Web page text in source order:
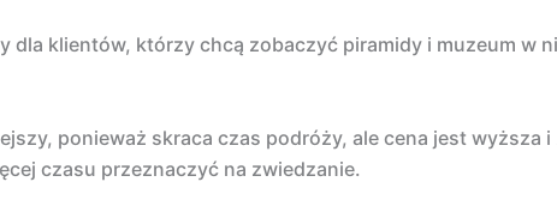
dla klientów, którzy chcą zobaczyć piramidy i muzeum w
ponieważ skraca czas podróży, ale cena jest
czasu przeznaczyć na zwiedzanie.